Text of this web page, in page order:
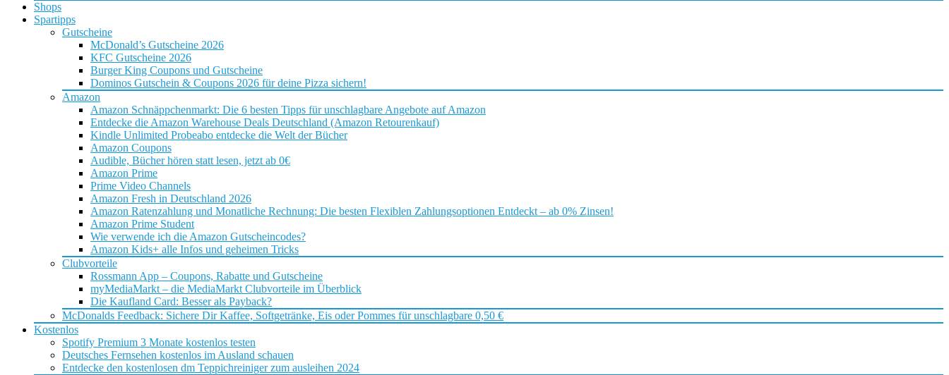
Shops
Spartipps
Gutscheine
McDonald’s Gutscheine 2026
KFC Gutscheine 2026
Burger King Coupons und Gutscheine
Dominos Gutschein & Coupons 2026 für deine Pizza sichern!
Amazon
Amazon Schnäppchenmarkt: Die 6 besten Tipps für unschlagbare Angebote auf Amazon
Entdecke die Amazon Warehouse Deals Deutschland (Amazon Retourenkauf)
Kindle Unlimited Probeabo entdecke die Welt der Bücher
Amazon Coupons
Audible, Bücher hören statt lesen, jetzt ab 0€
Amazon Prime
Prime Video Channels
Amazon Fresh in Deutschland 2026
Amazon Ratenzahlung und Monatliche Rechnung: Die besten Flexiblen Zahlungsoptionen Entdeckt – ab 0% Zinsen!
Amazon Prime Student
Wie verwende ich die Amazon Gutscheincodes?
Amazon Kids+ alle Infos und geheimen Tricks
Clubvorteile
Rossmann App – Coupons, Rabatte und Gutscheine
myMediaMarkt – die MediaMarkt Clubvorteile im Überblick
Die Kaufland Card: Besser als Payback?
McDonalds Feedback: Sichere Dir Kaffee, Softgetränke, Eis oder Pommes für unschlagbare 0,50 €
Kostenlos
Spotify Premium 3 Monate kostenlos testen
Deutsches Fernsehen kostenlos im Ausland schauen
Entdecke den kostenlosen dm Teppichreiniger zum ausleihen 2024